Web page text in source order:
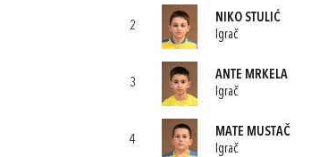
2
NIKO STULIĆ
Igrač
3
ANTE MRKELA
Igrač
4
MATE MUSTAČ
Igrač